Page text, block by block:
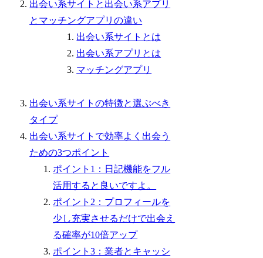
出会い系サイトと出会い系アプリ
とマッチングアプリの違い
出会い系サイトとは
出会い系アプリとは
マッチングアプリ
出会い系サイトの特徴と選ぶべき
タイプ
出会い系サイトで効率よく出会う
ための3つポイント
ポイント1：日記機能をフル
活用すると良いですよ。
ポイント2：プロフィールを
少し充実させるだけで出会え
る確率が10倍アップ
ポイント3：業者とキャッシ